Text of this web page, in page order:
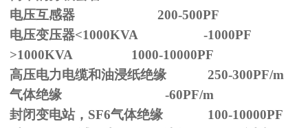
电压互感器 200-500PF
电压变压器<1000KVA -1000PF
>1000KVA 1000-10000PF
高压电力电缆和油浸纸绝缘 250-300PF/m
气体绝缘 -60PF/m
封闭变电站，SF6气体绝缘 100-10000PF